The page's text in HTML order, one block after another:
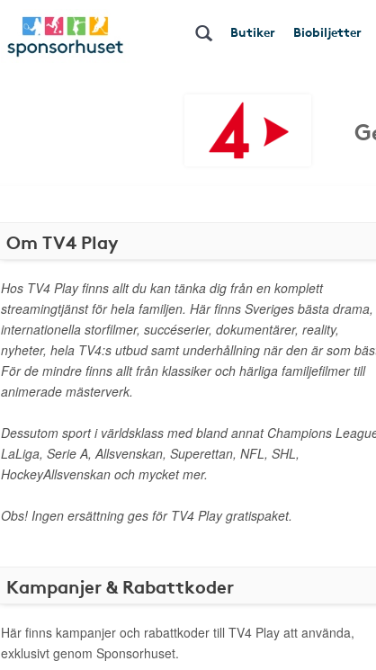
Butiker Biobiljetter
Om TV4 Play
Hos TV4 Play finns allt du kan tänka dig från en komplett
streamingtjänst för hela familjen. Här finns Sveriges bästa drama,
internationella storfilmer, succéserier, dokumentärer, reality,
nyheter, hela TV4:s utbud samt underhållning när den är som
För de mindre finns allt från klassiker och härliga familjefilmer till
animerade mästerverk.
Dessutom sport i världsklass med bland annat Champions
LaLiga, Serie A, Allsvenskan, Superettan, NFL, SHL,
HockeyAllsvenskan och mycket mer.
Obs! Ingen ersättning ges för TV4 Play gratispaket.
Kampanjer & Rabattkoder
Här finns kampanjer och rabattkoder till TV4 Play att använda,
exklusivt genom Sponsorhuset.